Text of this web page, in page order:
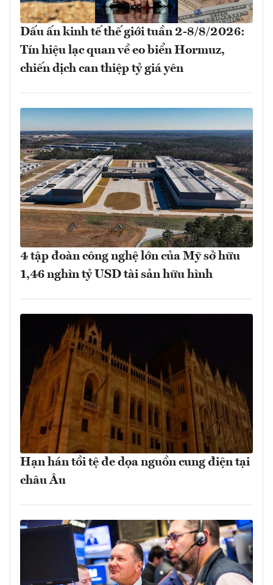
Dấu ấn kinh tế thế giới tuần 2-8/8/2026:
Tín hiệu lạc quan về eo biển Hormuz,
chiến dịch can thiệp tỷ giá yên
4 tập đoàn công nghệ lớn của Mỹ sở hữu
1,46 nghìn tỷ USD tài sản hữu hình
Hạn hán tồi tệ đe dọa nguồn cung điện tại
châu Âu